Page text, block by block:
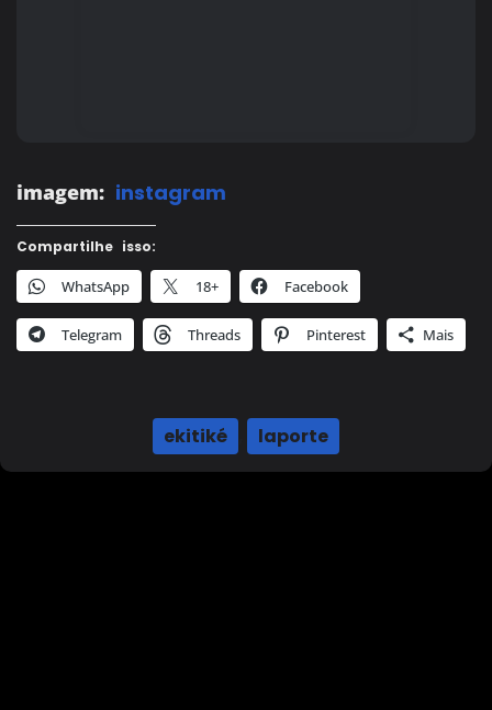
imagem: instagram
Compartilhe isso:
WhatsApp 18+ Facebook
Telegram Threads Pinterest Mais
ekitiké laporte